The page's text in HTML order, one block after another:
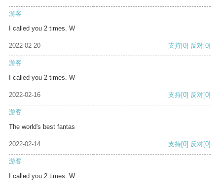
游客
I called you 2 times. W
2022-02-20 支持[0] 反对[0]
游客
I called you 2 times. W
2022-02-16 支持[0] 反对[0]
游客
The world's best fantas
2022-02-14 支持[0] 反对[0]
游客
I called you 2 times. W